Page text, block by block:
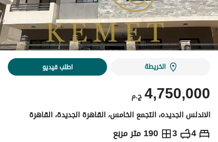
الخريطة اطلب فيديو
ج.م4,750,000
الاندلس الجديده، التجمع الخامس، القاهرة الجديدة، القاهرة
4
3 190 متر مربع ج.م 4,750,000